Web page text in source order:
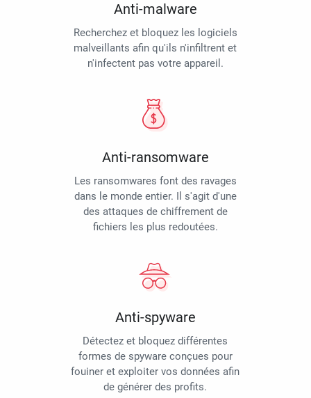
Anti-malware
Recherchez et bloquez les logiciels
malveillants afin qu'ils n'infiltrent et
n'infectent pas votre appareil.
Anti-ransomware
Les ransomwares font des ravages
dans le monde entier. Il s'agit d'une
des attaques de chiffrement de
fichiers les plus redoutées.
Anti-spyware
Détectez et bloquez différentes
formes de spyware conçues pour
fouiner et exploiter vos données afin
de générer des profits.